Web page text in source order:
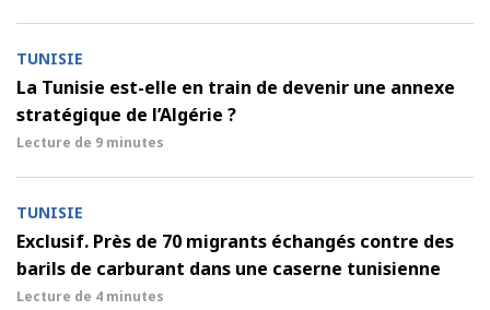
TUNISIE
La Tunisie est-elle en train de devenir une annexe
stratégique de l’Algérie ?
Lecture de 9 minutes
TUNISIE
Exclusif. Près de 70 migrants échangés contre des
barils de carburant dans une caserne tunisienne
Lecture de 4 minutes